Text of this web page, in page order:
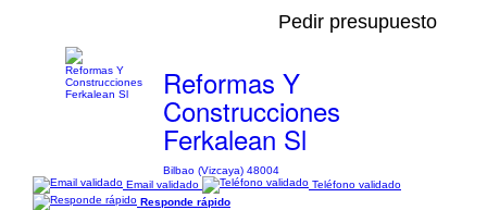
Pedir presupuesto
Reformas Y
Construcciones
Ferkalean Sl
Bilbao (Vizcaya) 48004
Email validado
Teléfono validado
Responde rápido